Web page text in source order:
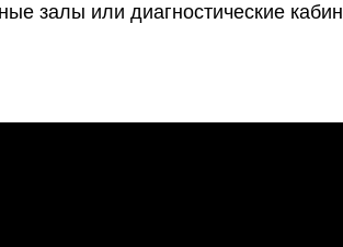
залы или диагностические